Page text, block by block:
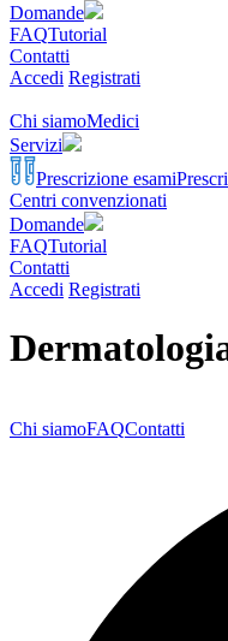
Domande
FAQTutorial
Contatti
Accedi Registrati
Chi siamoMedici
Servizi
Prescrizione esami
Centri convenzionati
Domande
FAQTutorial
Contatti
Accedi Registrati
Chi siamoFAQContatti